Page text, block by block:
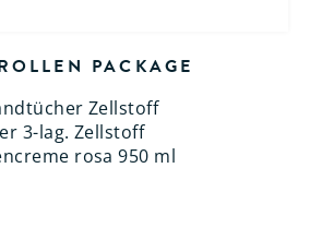
PACKAGE
Zellstoff
3-lag. Zellstoff
rosa 950 ml